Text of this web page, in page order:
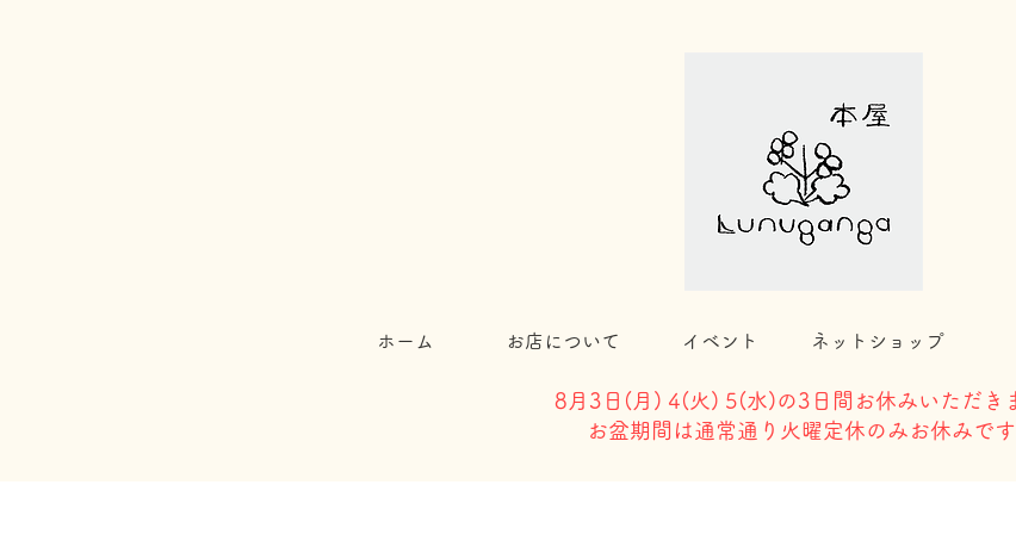
ホーム お店について イベント ネットショップ
8月3日( 月) 4(火) 5(水)の3日間お休みいただき
お盆期間は通常通り火曜定休のみお休みです